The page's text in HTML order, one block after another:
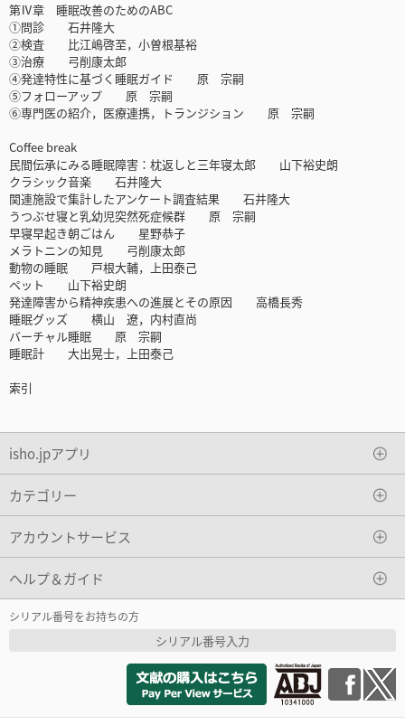
第Ⅳ章 睡眠改善のためのABC
①問診 石井隆大
②検査 比江嶋啓至，小曽根基裕
③治療 弓削康太郎
④発達特性に基づく睡眠ガイド 原 宗嗣
⑤フォローアップ 原 宗嗣
⑥専門医の紹介，医療連携，トランジション 原 宗嗣
Coffee break
民間伝承にみる睡眠障害：枕返しと三年寝太郎 山下裕史朗
クラシック音楽 石井隆大
関連施設で集計したアンケート調査結果 石井隆大
うつぶせ寝と乳幼児突然死症候群 原 宗嗣
早寝早起き朝ごはん 星野恭子
メラトニンの知見 弓削康太郎
動物の睡眠 戸根大輔，上田泰己
ペット 山下裕史朗
発達障害から精神疾患への進展とその原因 高橋長秀
睡眠グッズ 横山 遼，内村直尚
バーチャル睡眠 原 宗嗣
睡眠計 大出晃士，上田泰己
索引
isho.jpアプリ
カテゴリー
アカウントサービス
ヘルプ＆ガイド
シリアル番号をお持ちの方
シリアル番号入力